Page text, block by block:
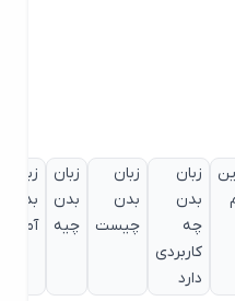
زبان
بدن
کاربردی
چیست
چیه
زبان
بدن در
آموزش